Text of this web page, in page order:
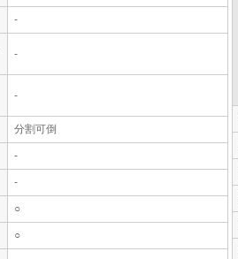
-
-
-
分割可倒
-
-
○
○